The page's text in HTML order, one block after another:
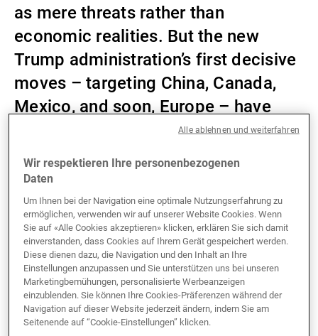
Externe Vermögensverwalter
Nachrichten und Insights
as mere threats rather than
economic realities. But the new
Trump administration’s first decisive
moves – targeting China, Canada,
Mexico, and soon, Europe – have
shattered that assumption.
Tariffs now sit at the heart of US economic strategy,
blending commercial, industrial, social, and political
objectives under a ‘let’s make a deal’ doctrine.
The creation of a dedicated tariff collection service,
ostensibly to fund domestic tax cuts, signals the
policy’s permanence. Yet history warns that tariffs are
inherently ‘stagflationary’, as they raise costs, distort
supply chains, and inject uncertainty into the global
Wir respektieren Ihre personenbezogenen
Daten
Um Ihnen bei der Navigation eine optimale Nutzungserfahrung zu
ermöglichen, verwenden wir auf unserer Website Cookies. Wenn
Sie auf «Alle Cookies akzeptieren» klicken, erklären Sie sich damit
einverstanden, dass Cookies auf Ihrem Gerät gespeichert werden.
Diese dienen dazu, die Navigation und den Inhalt an Ihre
Einstellungen anzupassen und Sie unterstützen uns bei unseren
Marketingbemühungen, personalisierte Werbeanzeigen
einzublenden. Sie können Ihre Cookies-Präferenzen während der
Navigation auf dieser Website jederzeit ändern, indem Sie am
Seitenende auf “Cookie-Einstellungen” klicken.
Alle ablehnen und weiterfahren